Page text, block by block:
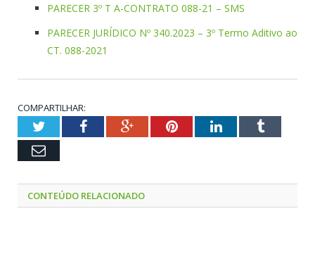
PARECER 3º T A-CONTRATO 088-21 – SMS
PARECER JURÍDICO Nº 340.2023 – 3º Termo Aditivo ao
CT. 088-2021
COMPARTILHAR:
TwitterFacebookGoogle+PinterestLinkedInTumblr
Email
CONTEÚDO RELACIONADO